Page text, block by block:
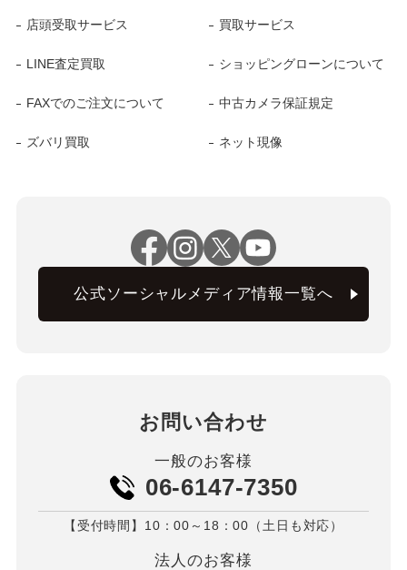
店頭受取サービス 買取サービス
LINE査定買取 ショッピングローンについて
FAXでのご注文について 中古カメラ保証規定
ズバリ買取 ネット現像
公式ソーシャルメディア情報一覧へ
お問い合わせ
一般のお客様
06-6147-7350
【受付時間】10：00～18：00（土日も対応）
法人のお客様